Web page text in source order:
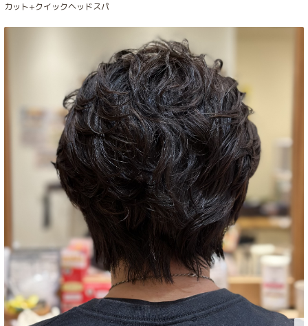
カット+クイックヘッドスパ